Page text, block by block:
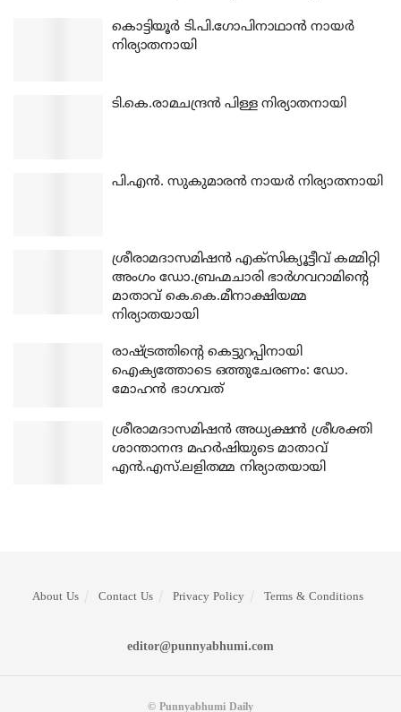
കൊട്ടിയൂര്‍ ടി.പി.ഗോപിനാഥാന്‍ നായര്‍
നിര്യാതനായി
ടി.കെ.രാമചന്ദ്രന്‍ പിള്ള നിര്യാതനായി
പി.എന്‍. സുകുമാരന്‍ നായര്‍ നിര്യാതനായി
ശ്രീരാമദാസമിഷന്‍ എക്‌സിക്യൂട്ടീവ് കമ്മിറ്റി
അംഗം ഡോ.ബ്രഹ്മചാരി ഭാര്‍ഗവറാമിന്റെ
മാതാവ് കെ.കെ.മീനാക്ഷിയമ്മ
നിര്യാതയായി
രാഷ്ട്രത്തിന്റെ കെട്ടുറപ്പിനായി
ഐക്യത്തോടെ ഒത്തുചേരണം: ഡോ.
മോഹന്‍ ഭാഗവത്
ശ്രീരാമദാസമിഷന്‍ അധ്യക്ഷന്‍ ശ്രീശക്തി
ശാന്താനന്ദ മഹര്‍ഷിയുടെ മാതാവ്
എന്‍.എസ്.ലളിതമ്മ നിര്യാതയായി
About Us Contact Us Privacy Policy Terms & Conditions
editor@punnyabhumi.com
© Punnyabhumi Daily